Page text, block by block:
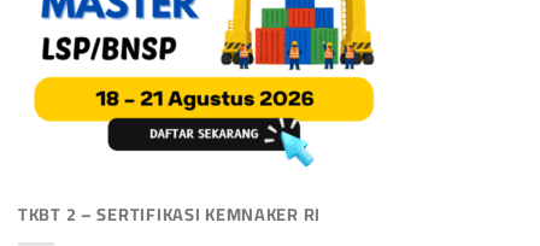
TKBT 2 – SERTIFIKASI KEMNAKER RI